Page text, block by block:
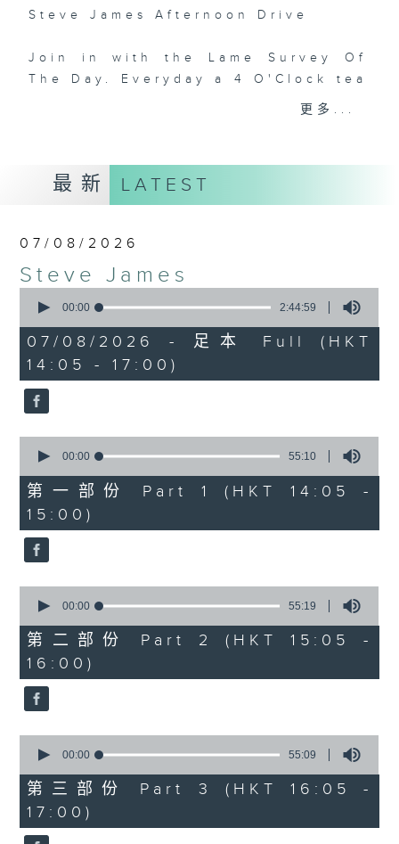
Steve James Afternoon Drive
Join in with the Lame Survey Of
The Day. Everyday a 4 O'Clock tea
break features a handful of songs
The Beatles. And, every Tuesday
our friend and Hong Kong music
legend Perry Martin joins Steve,
to say hi each Friday.
更多...
最新 LATEST
07/08/2026
Steve James
seconds
2
hours,
44
minutes,
59
seconds
00:00 2:44:59
07/08/2026 - 足本 Full (HKT
14:05 - 17:00)
seconds
55
minutes,
10
seconds
00:00 55:10
第一部份 Part 1 (HKT 14:05 -
15:00)
seconds
55
minutes,
19
seconds
00:00 55:19
第二部份 Part 2 (HKT 15:05 -
16:00)
seconds
55
minutes,
9
seconds
00:00 55:09
第三部份 Part 3 (HKT 16:05 -
17:00)